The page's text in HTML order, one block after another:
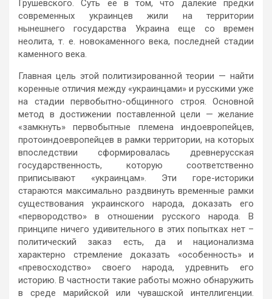
Грушевского. Суть её в том, что далёкие предки
современных украинцев жили на территории
нынешнего государства Украина еще со времен
неолита, т. е. новокаменного века, последней стадии
каменного века.
Главная цель этой политизированной теории — найти
коренные отличия между «украинцами» и русскими уже
на стадии первобытно-общинного строя. Основной
метод в достижении поставленной цели — желание
«замкнуть» первобытные племена индоевропейцев,
протоиндоевропейцев в рамки территории, на которых
впоследствии сформировалась древнерусская
государственность, которую соответственно
приписывают «украинцам». Эти горе-историки
стараются максимально раздвинуть временные рамки
существования украинского народа, доказать его
«первородство» в отношении русского народа. В
принципе ничего удивительного в этих попытках нет –
политический заказ есть, да и национализма
характерно стремление доказать «особенность» и
«превосходство» своего народа, удревнить его
историю. В частности такие работы можно обнаружить
в среде марийской или чувашской интеллигенции.